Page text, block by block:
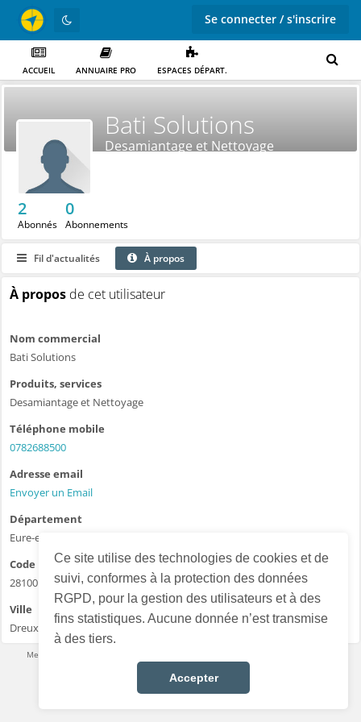
Ce site utilise des technologies de cookies et de
suivi, conformes à la protection des données
RGPD, pour la gestion des utilisateurs et à des
fins statistiques. Aucune donnée n’est transmise
à des tiers.
Accepter
Se connecter / s'inscrire
ACCUEIL ANNUAIRE PRO ESPACES DÉPART.
Bati Solutions
Desamiantage et Nettoyage
2
Abonnés
0
Abonnements
Fil d'actualités À propos
À propos de cet utilisateur
Nom commercial
Bati Solutions
Produits, services
Desamiantage et Nettoyage
Téléphone mobile
0782688500
Adresse email
Envoyer un Email
Département
Eure-et-Loir - 28
Code postal
28100
Ville
Dreux
Mentions légales
Choisir la langue : Français